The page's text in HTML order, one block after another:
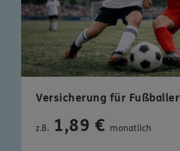
Versicherung für Fußballer
z.B. 1,89 € monatlich